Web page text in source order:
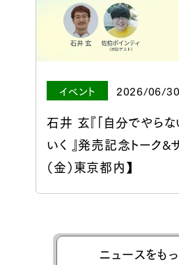
イベント 2026/06/30
石井 玄『「自分でやらな
いく 』発売記念トーク&
（金）東京都内】
ニュースをも